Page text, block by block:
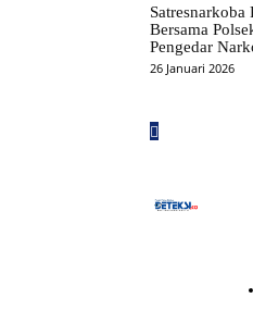
Satresnarkoba
Bersama
Pengedar
26 Januari 2026